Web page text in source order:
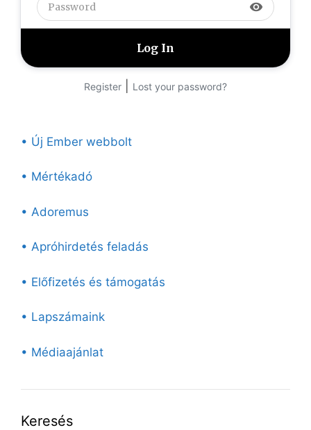
visibility
Register Lost your password?
• Új Ember webbolt
• Mértékadó
• Adoremus
• Apróhirdetés feladás
• Előfizetés és támogatás
• Lapszámaink
• Médiaajánlat
Keresés